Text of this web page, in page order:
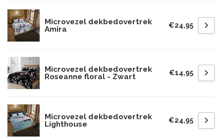
Microvezel dekbedovertrek
Amira
€24,95
Microvezel dekbedovertrek
Roseanne floral - Zwart
€14,95
Microvezel dekbedovertrek
Lighthouse
€24,95